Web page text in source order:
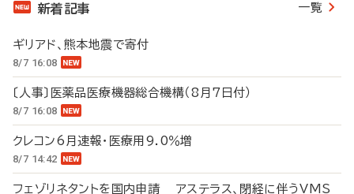
新着記事 一覧
ギリアド、熊本地震で寄付
8/7 16:08
〔人事〕医薬品医療機器総合機構（8月7日付）
8/7 16:08
クレコン6月速報・医療用9.0％増
8/7 14:42
フェゾリネタントを国内申請 アステラス、閉経に伴うVMS